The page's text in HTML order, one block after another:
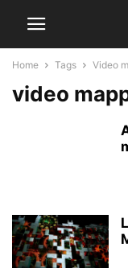
Home Tags Video
video